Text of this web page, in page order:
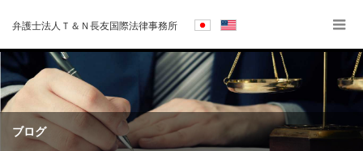
弁護士法人Ｔ＆Ｎ長友国際法律事務所
ブログ